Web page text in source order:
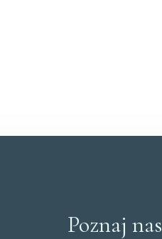
Poznaj nas